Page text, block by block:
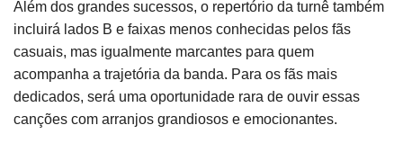
Além dos grandes sucessos, o repertório da turnê também
incluirá lados B e faixas menos conhecidas pelos fãs
casuais, mas igualmente marcantes para quem
acompanha a trajetória da banda. Para os fãs mais
dedicados, será uma oportunidade rara de ouvir essas
canções com arranjos grandiosos e emocionantes.